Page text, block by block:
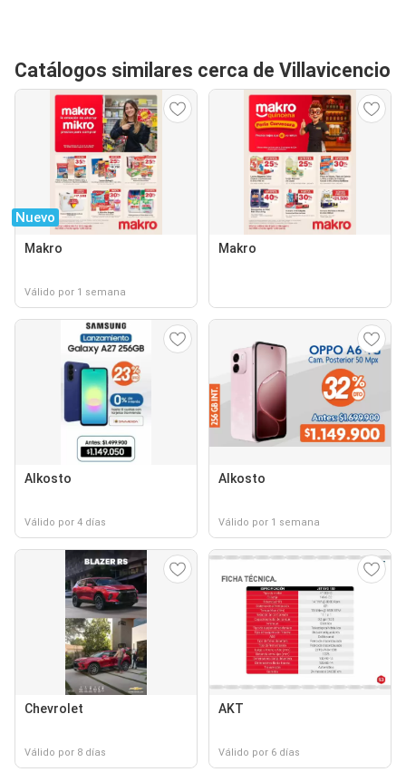
Catálogos similares cerca de Villavicencio
Nuevo
Makro
Válido por 1 semana
Makro
Alkosto
Válido por 4 días
Alkosto
Válido por 1 semana
Chevrolet
Válido por 8 días
AKT
Válido por 6 días